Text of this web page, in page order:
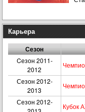
Карьера
Сезон
Cезон 2011-
2012
Сезон 2012-
2013
Сезон 2012-
Кубок